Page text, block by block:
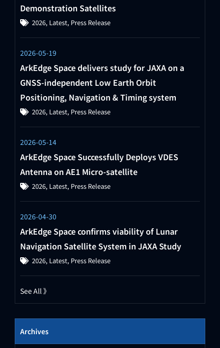
Demonstration Satellites
2026, Latest, Press Release
2026-05-19
ArkEdge Space delivers study for JAXA on a
GNSS-independent Low Earth Orbit
Positioning, Navigation & Timing system
2026, Latest, Press Release
2026-05-14
ArkEdge Space Successfully Deploys VDES
Antenna on AE1 Micro-satellite
2026, Latest, Press Release
2026-04-30
ArkEdge Space confirms viability of Lunar
Navigation Satellite System in JAXA Study
2026, Latest, Press Release
See All 》
Archives